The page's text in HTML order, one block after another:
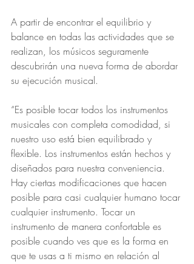
A partir de encontrar el equilibrio y
balance en todas las actividades que se
realizan, los músicos seguramente
descubrirán una nueva forma de abordar
su ejecución musical.
“Es posible tocar todos los instrumentos
musicales con completa comodidad, si
nuestro uso está bien equilibrado y
flexible. Los instrumentos están hechos y
diseñados para nuestra conveniencia.
Hay ciertas modificaciones que hacen
posible para casi cualquier humano tocar
cualquier instrumento. Tocar un
instrumento de manera confortable es
posible cuando ves que es la forma en
que te usas a ti mismo en relación al